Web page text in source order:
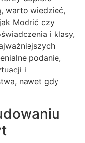
warto wiedzieć,
Modrić czy
i klasy,
podanie,
i
nawet gdy